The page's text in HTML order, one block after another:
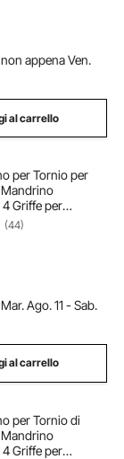
non appena Ven.
al carrello
per Tornio per
Griffe per
Adattatore da 1
con Griffe
Acciaio
(44)
Mar. Ago. 11 - Sab.
al carrello
per Tornio di
Griffe per